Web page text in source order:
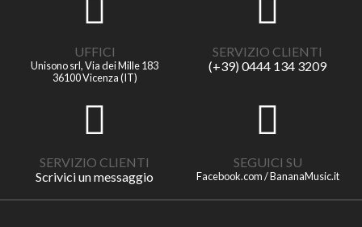
UFFICI
Unisono srl, Via dei Mille 183
36100 Vicenza (IT)
SERVIZIO CLIENTI
(+39) 0444 134 3209
SERVIZIO CLIENTI
Scrivici un messaggio
SEGUICI SU
Facebook.com / BananaMusic.it